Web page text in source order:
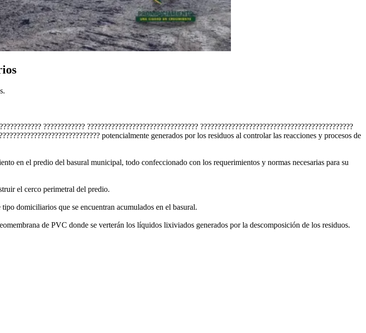
???????????? ???????????????????????????????? ????????????????????????????????????????????
potencialmente generados por los residuos al controlar las reacciones y procesos de
en el predio del basural municipal, todo confeccionado con los requerimientos y normas necesarias para su
el cerco perimetral del predio.
domiciliarios que se encuentran acumulados en el basural.
de PVC donde se verterán los líquidos lixiviados generados por la descomposición de los residuos.